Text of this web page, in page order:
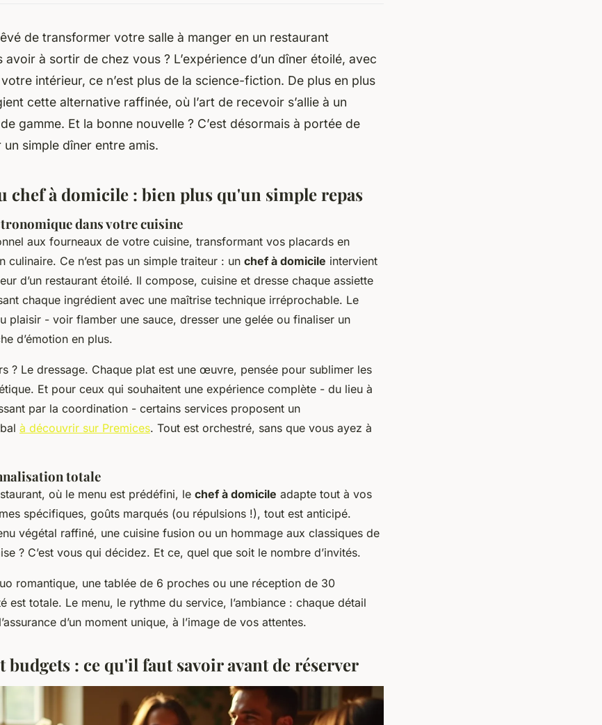
de transformer votre salle à manger en un restaurant
avoir à sortir de chez vous ? L’expérience d’un dîner étoilé, avec
intérieur, ce n’est plus de la science-fiction. De plus en plus
cette alternative raffinée, où l’art de recevoir s’allie à un
gamme. Et la bonne nouvelle ? C’est désormais à portée de
un simple dîner entre amis.
chef à domicile : bien plus qu'un simple repas
dans votre cuisine
aux fourneaux de votre cuisine, transformant vos placards en
culinaire. Ce n’est pas un simple traiteur : un chef à domicile intervient
d’un restaurant étoilé. Il compose, cuisine et dresse chaque assiette
chaque ingrédient avec une maîtrise technique irréprochable. Le
plaisir - voir flamber une sauce, dresser une gelée ou finaliser un
d’émotion en plus.
? Le dressage. Chaque plat est une œuvre, pensée pour sublimer les
Et pour ceux qui souhaitent une expérience complète - du lieu à
par la coordination - certains services proposent un
à découvrir sur Premices. Tout est orchestré, sans que vous ayez à
totale
où le menu est prédéfini, le chef à domicile adapte tout à vos
spécifiques, goûts marqués (ou répulsions !), tout est anticipé.
végétal raffiné, une cuisine fusion ou un hommage aux classiques de
? C’est vous qui décidez. Et ce, quel que soit le nombre d’invités.
romantique, une tablée de 6 proches ou une réception de 30
est totale. Le menu, le rythme du service, l’ambiance : chaque détail
d’un moment unique, à l’image de vos attentes.
budgets : ce qu'il faut savoir avant de réserver